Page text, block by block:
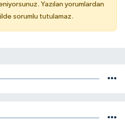
Yazılan yorumlardan
sorumlu tutulamaz.